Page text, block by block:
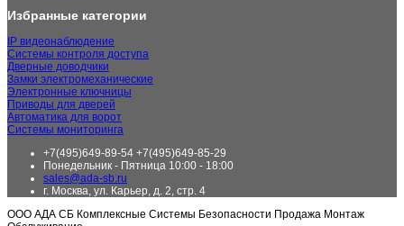
Избранные категории
IP видеонаблюдение
Системы контроля доступа
Дверные доводчики
Замки электромеханические
Электронные ключницы
Приводы для дверей
Автоматика для ворот
Системы мониторинга
+7(495)649-89-54 +7(495)649-85-29
Понедельник - Пятница 10:00 - 18:00
sales@ada-sb.ru
г. Москва, ул. Карьер, д. 2, стр. 4
ООО АДА СБ Комплексные Системы Безопасности Продажа Монтаж